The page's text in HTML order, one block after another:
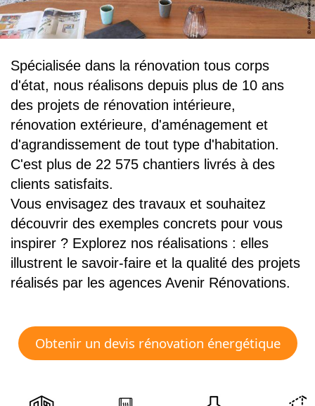
Spécialisée dans la rénovation tous corps
d'état, nous réalisons depuis plus de 10 ans
des projets de rénovation intérieure,
rénovation extérieure, d'aménagement et
d'agrandissement de tout type d'habitation.
C'est plus de 22 575 chantiers livrés à des
clients satisfaits.
Vous envisagez des travaux et souhaitez
découvrir des exemples concrets pour vous
inspirer ? Explorez nos réalisations : elles
illustrent le savoir-faire et la qualité des projets
réalisés par les agences Avenir Rénovations.
Obtenir un devis rénovation énergétique